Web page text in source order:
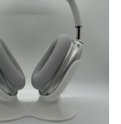
Add to
wishlist